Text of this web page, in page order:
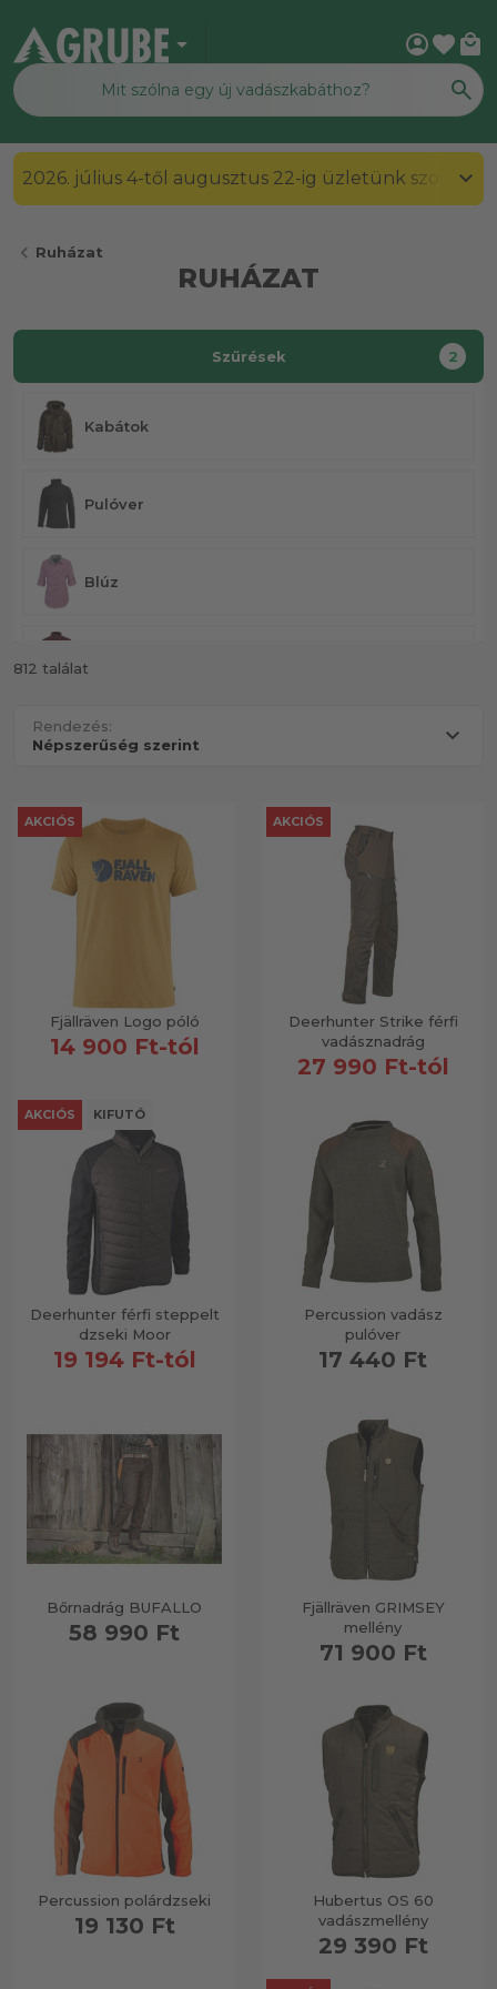
arrow_drop_down account_circlefavorite local_mall
2026. július 4-től augusztus 22-ig üzletünk
chevron_left Ruházat
RUHÁZAT
Kabátok
Pulóver
Blúz
Kezeslábas (overál)
Mellény
Póló & Top
Technikai aláöltözet
812 találat
Rendezés:
Fjällräven Logo póló
AKCIÓS
14 900 Ft-tól
Deerhunter Strike férfi
vadásznadrág
AKCIÓS
27 990 Ft-tól
Deerhunter férfi steppelt
dzseki Moor
AKCIÓS KIFUTÓ
19 194 Ft-tól
Percussion vadász
pulóver
17 440 Ft
Bőrnadrág BUFALLO
58 990 Ft
Fjällräven GRIMSEY
mellény
71 900 Ft
Percussion polárdzseki
19 130 Ft
Hubertus OS 60
vadászmellény
29 390 Ft
Szűrések 2